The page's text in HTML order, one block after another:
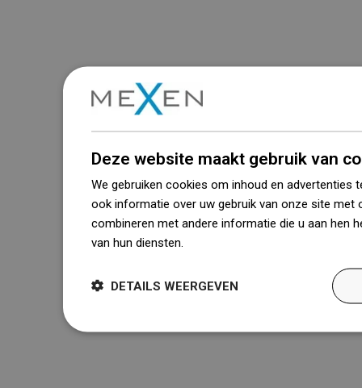
Deze website maakt gebruik van
We gebruiken cookies om inhoud en advertenties
ook informatie over uw gebruik van onze site met
combineren met andere informatie die u aan hen
van hun diensten.
DETAILS WEERGEVEN